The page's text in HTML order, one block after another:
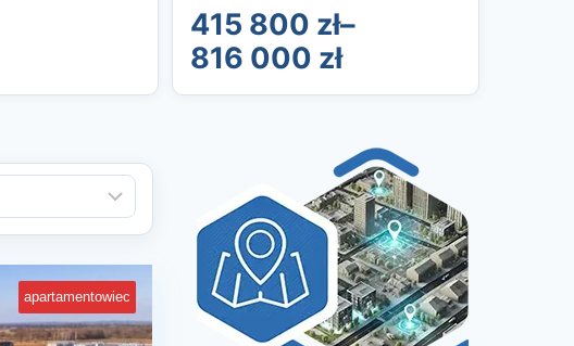
415 800 zł–
816 000 zł
apartamentowiec